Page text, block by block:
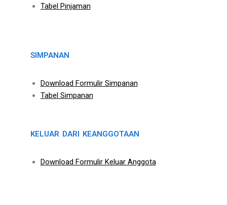
Tabel Pinjaman
SIMPANAN
Download Formulir Simpanan
Tabel Simpanan
KELUAR DARI KEANGGOTAAN
Download Formulir Keluar Anggota